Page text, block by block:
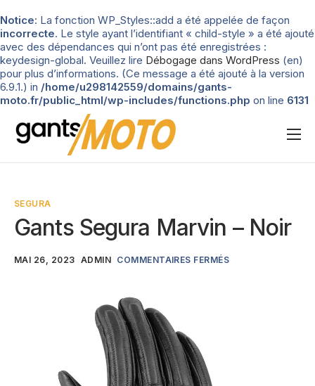
Notice: La fonction WP_Styles::add a été appelée de façon
incorrecte. Le style ayant l’identifiant « child-style » a été ajouté
avec des dépendances qui n’ont pas été enregistrées :
keydesign-global. Veuillez lire Débogage dans WordPress (en)
pour plus d’informations. (Ce message a été ajouté à la version
6.9.1.) in /home/u298142559/domains/gants-
moto.fr/public_html/wp-includes/functions.php on line 6131
Nos tests
Types de gants
SEGURA
Gants Segura Marvin – Noir
MAI 26, 2023 ADMIN COMMENTAIRES FERMÉS